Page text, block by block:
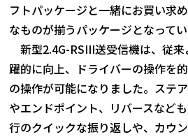
フトパッケージと一緒にお買い求
なものが揃うパッケージとなってい
新型2.4G-RSIII送受信機は、従
躍的に向上、ドライバーの操作を
の操作が可能になりました。ステ
やエンドポイント、リバースなど
行のクイックな振り返しや、カウ